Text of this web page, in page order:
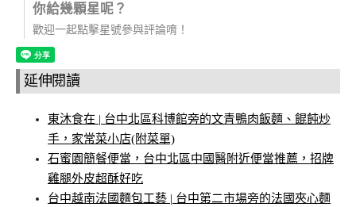
你給幾顆星呢？
歡迎一起點擊星號參與評論唷！
延伸閱讀
東沐食在 | 台中北區科博館旁的文青鴨肉飯麵、餛飩炒
手，家常菜小店(附菜單)
石蜜園簡餐便當，台中北區中國醫附近便當推薦，招牌
雞腿外皮超酥好吃
台中越南法國麵包工藝 | 台中第二市場旁的法國夾心麵